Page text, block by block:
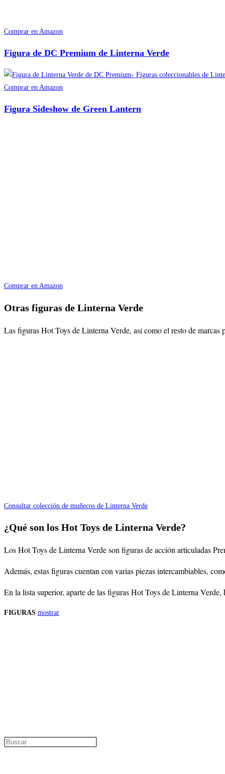
Comprar en Amazon
Figura de DC Premium de Linterna Verde
Comprar en Amazon
Figura Sideshow de Green Lantern
Comprar en Amazon
Otras figuras de Linterna Verde
Las figuras Hot Toys de Linterna Verde, así como el resto de
Consultar colección de muñecos de Linterna Verde
¿Qué son los Hot Toys de Linterna Verde?
Los Hot Toys de Linterna Verde son figuras de acción articuladas
Además, estas figuras cuentan con varias piezas intercambiables,
En la lista superior, aparte de las figuras Hot Toys de Linterna
FIGURAS mostrar